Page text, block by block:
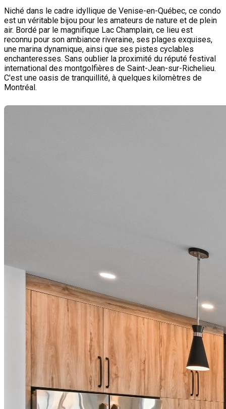
Niché dans le cadre idyllique de Venise-en-Québec, ce condo
est un véritable bijou pour les amateurs de nature et de plein
air. Bordé par le magnifique Lac Champlain, ce lieu est
reconnu pour son ambiance riveraine, ses plages exquises,
une marina dynamique, ainsi que ses pistes cyclables
enchanteresses. Sans oublier la proximité du réputé festival
international des montgolfières de Saint-Jean-sur-Richelieu.
C'est une oasis de tranquillité, à quelques kilomètres de
Montréal.